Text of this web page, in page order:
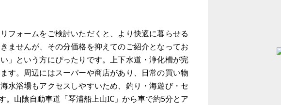
フォームをご検討いただくと、より快適に暮らせる
ませんが、その分価格を抑えてのご紹介となってお
」という方にぴったりです。上下水道・浄化槽が完
す。周辺にはスーパーや商店があり、日常の買い物
水浴場もアクセスしやすいため、釣り・海遊び・セ
。山陰自動車道「琴浦船上山IC」から車で約5分とア